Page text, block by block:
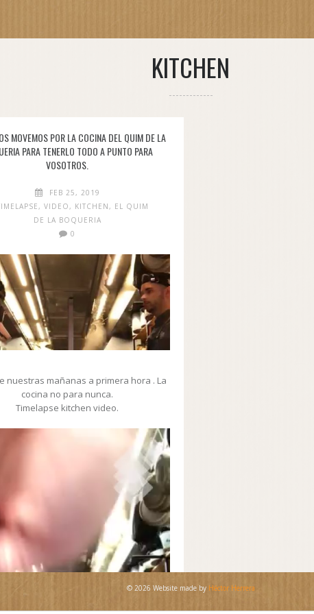
KITCHEN
MOVEMOS POR LA COCINA DEL QUIM DE LA
PARA TENERLO TODO A PUNTO PARA
VOSOTROS.
FEB 25, 2019
, VIDEO, KITCHEN, EL QUIM
DE LA BOQUERIA
0
nuestras mañanas a primera hora . La
cocina no para nunca.
Timelapse kitchen video.
© 2026 Website made by Héctor Herrera